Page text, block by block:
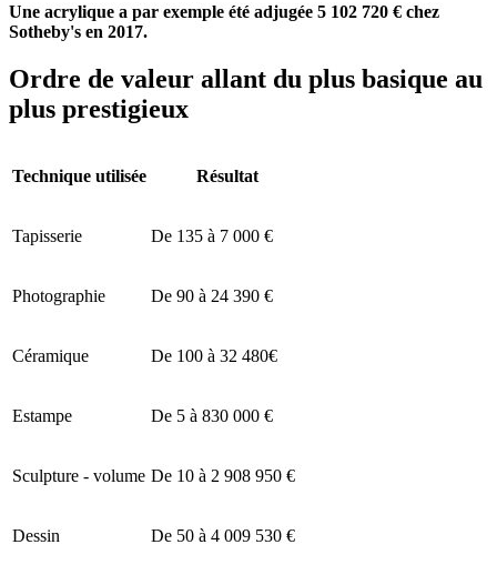
Une acrylique a par exemple été adjugée 5 102 720 € chez
Sotheby's en 2017.
Ordre de valeur allant du plus basique au
plus prestigieux
Technique utilisée Résultat
Tapisserie De 135 à 7 000 €
Photographie De 90 à 24 390 €
Céramique De 100 à 32 480€
Estampe De 5 à 830 000 €
Sculpture - volume De 10 à 2 908 950 €
Dessin De 50 à 4 009 530 €